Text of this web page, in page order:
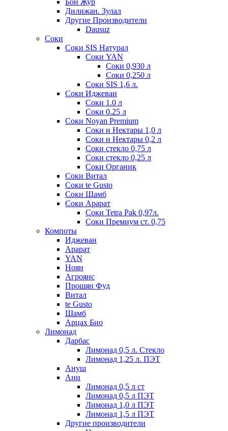
Бон Жур
Дилижан. Зулал
Другие Производители
Dausuz
Соки
Соки SIS Натурал
Соки YAN
Соки 0,930 л
Соки 0,250 л
Соки SIS 1,6 л.
Соки Иджеван
Соки 1.0 л
Соки 0.25 л
Соки Noyan Premium
Соки и Нектары 1,0 л
Соки и Нектары 0,2 л
Соки стекло 0,75 л
Соки стекло 0,25 л
Соки Органик
Соки Витал
Соки te Gusto
Соки Шамб
Соки Арарат
Соки Tetra Pak 0,97л.
Соки Премиум ст. 0,75
Компоты
Иджеван
Арарат
YAN
Ноян
Агроянс
Прошян Фуд
Витал
te Gusto
Шамб
Арцах Био
Лимонад
Дарбас
Лимонад 0,5 л. Стекло
Лимонад 1,25 л. ПЭТ
Ануш
Ани
Лимонад 0,5 л ст
Лимонад 0,5 л ПЭТ
Лимонад 1,0 л ПЭТ
Лимонад 1,5 л ПЭТ
Другие производители